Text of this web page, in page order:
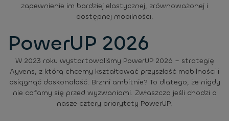
zapewnienie im bardziej elastycznej, zrównoważonej i
dostępnej mobilności.
PowerUP 2026
W 2023 roku wystartowaliśmy PowerUP 2026 – strategię
Ayvens, z którą chcemy kształtować przyszłość mobilności i
osiągnąć doskonałość. Brzmi ambitnie? To dlatego, że nigdy
nie cofamy się przed wyzwaniami. Zwłaszcza jeśli chodzi o
nasze cztery priorytety PowerUP.